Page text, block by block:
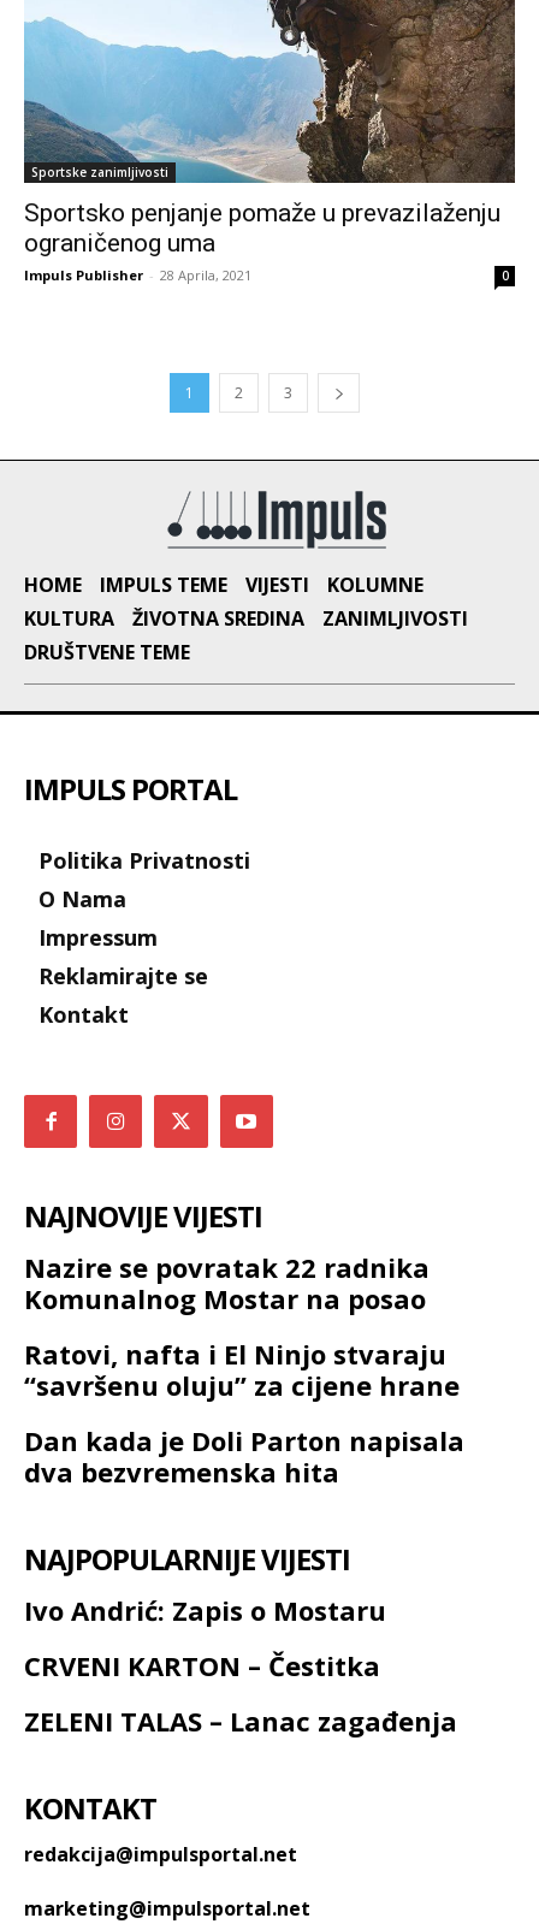
Sportske zanimljivosti
Sportsko penjanje pomaže u prevazilaženju
ograničenog uma
Impuls Publisher - 28 Aprila, 2021 0
1 2 3
HOME IMPULS TEME VIJESTI
KOLUMNE
KULTURA
ŽIVOTNA SREDINA
ZANIMLJIVOSTI
DRUŠTVENE TEME
IMPULS PORTAL
Politika Privatnosti
O Nama
Impressum
Reklamirajte se
Kontakt
NAJNOVIJE VIJESTI
Nazire se povratak 22 radnika
Komunalnog Mostar na posao
Ratovi, nafta i El Ninjo stvaraju
“savršenu oluju” za cijene hrane
Dan kada je Doli Parton napisala
dva bezvremenska hita
NAJPOPULARNIJE VIJESTI
Ivo Andrić: Zapis o Mostaru
CRVENI KARTON – Čestitka
ZELENI TALAS – Lanac zagađenja
KONTAKT
redakcija@impulsportal.net
marketing@impulsportal.net